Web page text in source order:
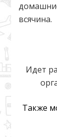
всячина.
Идет
Также